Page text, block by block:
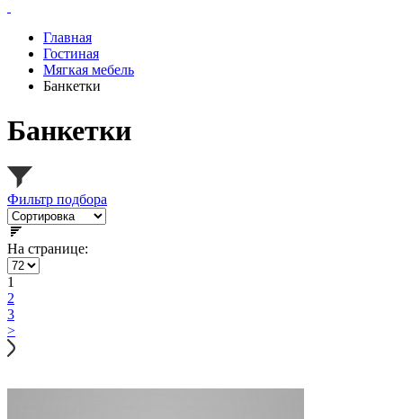
Главная
Гостиная
Мягкая мебель
Банкетки
Банкетки
Фильтр подбора
На странице:
1
2
3
>